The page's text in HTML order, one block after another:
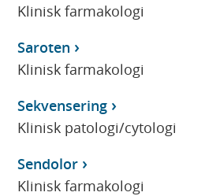
Klinisk farmakologi
Saroten
Klinisk farmakologi
Sekvensering
Klinisk patologi/cytologi
Sendolor
Klinisk farmakologi